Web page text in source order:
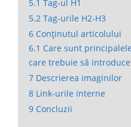
5.1 Tag-ul H1
5.2 Tag-urile H2-H3
6 Conținutul articolului
6.1 Care sunt
care trebuie să
7 Descrierea imaginilor
8 Link-urile interne
9 Concluzii